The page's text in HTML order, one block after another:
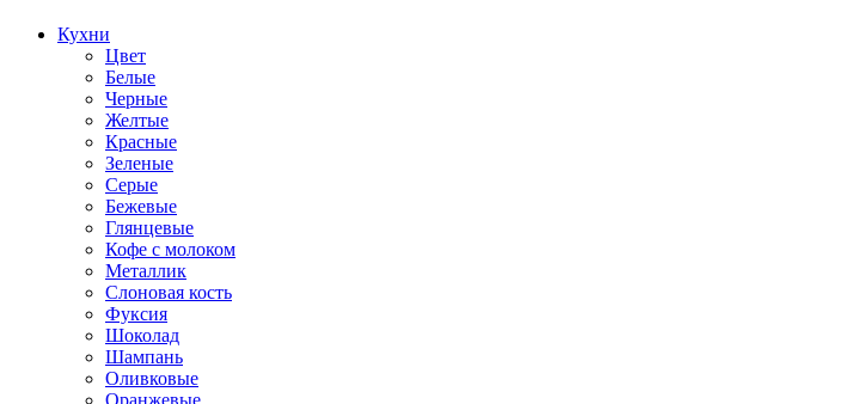
Кухни
Цвет
Белые
Черные
Желтые
Красные
Зеленые
Серые
Бежевые
Глянцевые
Кофе с молоком
Металлик
Слоновая кость
Фуксия
Шоколад
Шампань
Оливковые
Оранжевые